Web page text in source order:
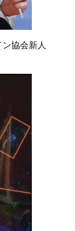
協会新人